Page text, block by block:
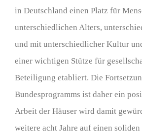
in Deutschland einen Platz für
unterschiedlichen Alters,
und mit unterschiedlicher Kultur
einer wichtigen Stütze für
Beteiligung etabliert. Die
Bundesprogramms ist daher ein
Arbeit der Häuser wird damit
weitere acht Jahre auf einen